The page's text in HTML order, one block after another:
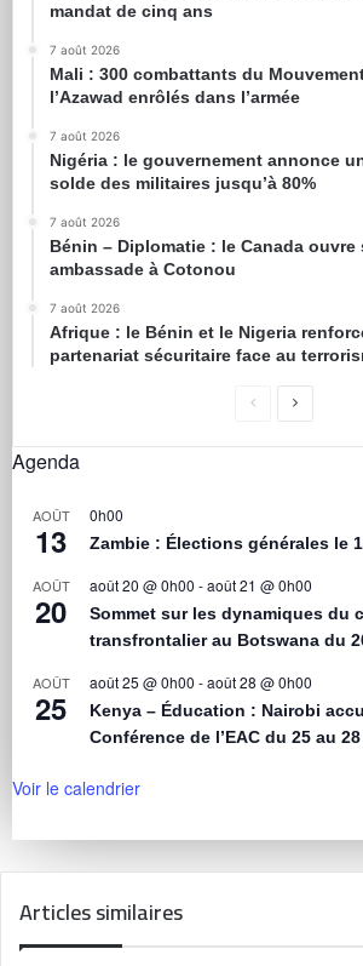
mandat de cinq ans
7 août 2026
Mali : 300 combattants du
l’Azawad enrôlés dans l’armée
7 août 2026
Nigéria : le gouvernement annonce
solde des militaires jusqu’à 80%
7 août 2026
Bénin – Diplomatie : le Canada ouvre
ambassade à Cotonou
7 août 2026
Afrique : le Bénin et le Nigeria
partenariat sécuritaire face au
Agenda
AOÛT
13
0h00
Zambie : Élections générales le
AOÛT
20
août 20 @ 0h00 -août 21 @ 0h00
Sommet sur les dynamiques du
transfrontalier au Botswana du
AOÛT
25
août 25 @ 0h00 -août 28 @ 0h00
Kenya – Éducation : Nairobi
Conférence de l’EAC du 25 au
Voir le calendrier
Articles similaires